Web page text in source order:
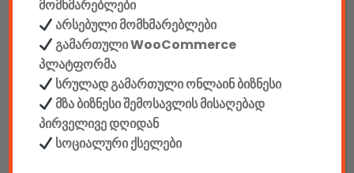
ენა: ინგლისური/რუსული
ღილაკების რაოდენობა: 104+12(+Fn)
კაბელის სიგრძე: 1,5 მ +/-5%
მომხმარებლები
არსებული მომხმარებლები
გამართული WooCommerce
პლატფორმა
სრულად გამართული ონლაინ ბიზნესი
მზა ბიზნესი შემოსავლის მისაღებად
პირველივე დღიდან
სოციალური ქსელები